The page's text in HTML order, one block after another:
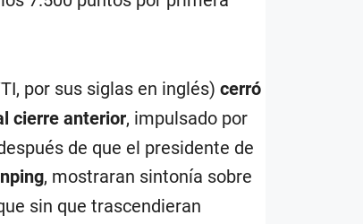
por sus siglas en inglés) cerró
cierre anterior, impulsado por
de que el presidente de
, mostraran sintonía sobre
sin que trascendieran